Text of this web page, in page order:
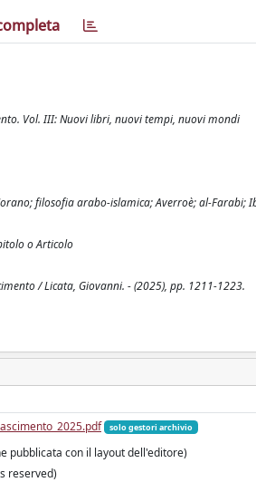
Vol. III: Nuovi libri, nuovi tempi, nuovi mondi
filosofia arabo-islamica; Averroè; al-Farabi;
o Articolo
/ Licata, Giovanni. - (2025), pp. 1211-1223.
solo gestori archivio
pubblicata con il layout dell'editore)
reserved)